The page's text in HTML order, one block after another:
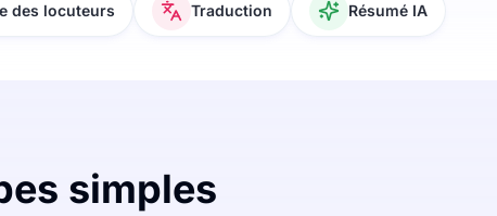
des locuteurs Traduction Résumé IA
simples